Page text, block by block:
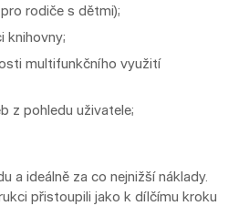
rodiče s dětmi);
knihovny;
multifunkčního využití
z pohledu uživatele;
a ideálně za co nejnižší náklady.
přistoupili jako k dílčímu kroku